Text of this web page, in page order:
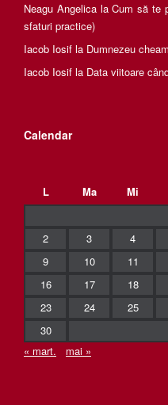
Neagu AngelicalaCum să te
sfaturi practice)
Iacob Iosif la Dumnezeu
Iacob Iosif la Data viitoare
Calendar
L
Ma Mi
2
3 4
9
10 11
16
17 18
23
24 25
30
« mart.
mai »